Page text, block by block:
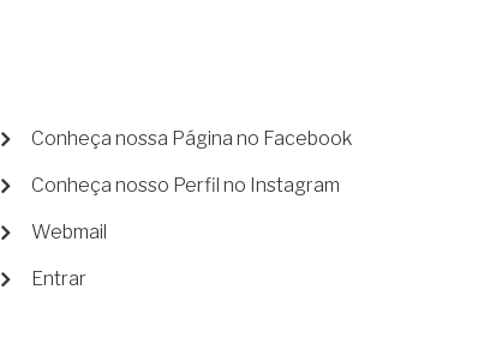
MENU
CONTA
DE
Conheça nossa Página no Facebook
Conheça nosso Perfil no Instagram
Webmail
Entrar